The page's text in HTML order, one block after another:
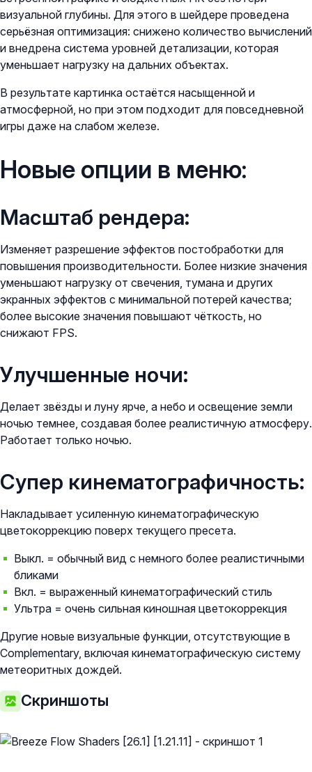
визуальной глубины. Для этого в шейдере проведена
серьёзная оптимизация: снижено количество вычислений
и внедрена система уровней детализации, которая
уменьшает нагрузку на дальних объектах.
В результате картинка остаётся насыщенной и
атмосферной, но при этом подходит для повседневной
игры даже на слабом железе.
Новые опции в меню:
Масштаб рендера:
Изменяет разрешение эффектов постобработки для
повышения производительности. Более низкие значения
уменьшают нагрузку от свечения, тумана и других
экранных эффектов с минимальной потерей качества;
более высокие значения повышают чёткость, но
снижают FPS.
Улучшенные ночи:
Делает звёзды и луну ярче, а небо и освещение земли
ночью темнее, создавая более реалистичную атмосферу.
Работает только ночью.
Супер кинематографичность:
Накладывает усиленную кинематографическую
цветокоррекцию поверх текущего пресета.
Выкл. = обычный вид с немного более реалистичными
бликами
Вкл. = выраженный кинематографический стиль
Ультра = очень сильная киношная цветокоррекция
Другие новые визуальные функции, отсутствующие в
Complementary, включая кинематографическую систему
метеоритных дождей.
Скриншоты